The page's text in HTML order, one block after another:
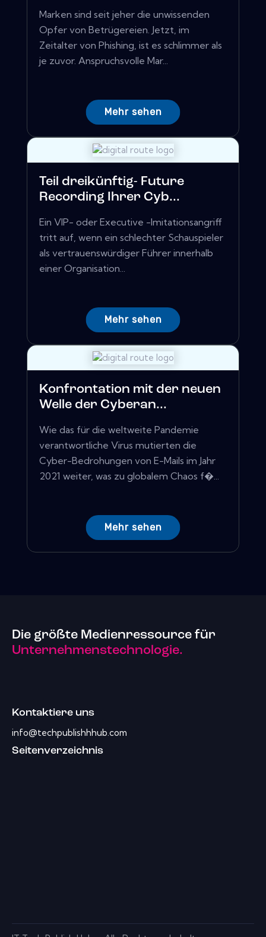
Marken sind seit jeher die unwissenden
Opfer von Betrügereien. Jetzt, im
Zeitalter von Phishing, ist es schlimmer als
je zuvor. Anspruchsvolle Mar...
Mehr sehen
Teil dreikünftig- Future
Recording Ihrer Cyb...
Ein VIP- oder Executive -Imitationsangriff
tritt auf, wenn ein schlechter Schauspieler
als vertrauenswürdiger Führer innerhalb
einer Organisation...
Mehr sehen
Konfrontation mit der neuen
Welle der Cyberan...
Wie das für die weltweite Pandemie
verantwortliche Virus mutierten die
Cyber-Bedrohungen von E-Mails im Jahr
2021 weiter, was zu globalem Chaos f�...
Mehr sehen
Die größte Medienressource für
Unternehmenstechnologie.
Kontaktiere uns
info@techpublishhhub.com
Seitenverzeichnis